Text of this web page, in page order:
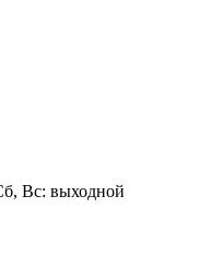
Вс: выходной